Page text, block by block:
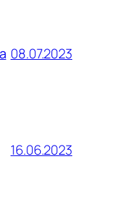
08.07.2023
16.06.2023